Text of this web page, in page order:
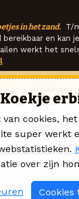
in het zand. T/
en kan
werkt het
Koekje
van cookies,
super werkt
over zijn
Cookies